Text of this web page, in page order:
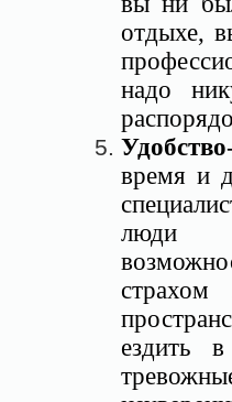
отдыхе,
надо
Удобство
время и
люди
страхом
ездить